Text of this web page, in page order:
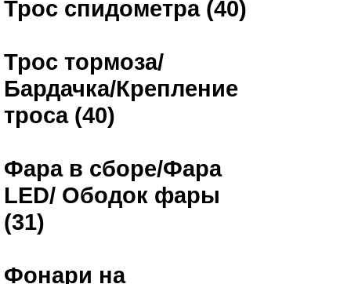
Трос спидометра (40)
Трос тормоза/
Бардачка/Крепление
троса (40)
Фара в сборе/Фара
LED/ Ободок фары
(31)
Фонари на